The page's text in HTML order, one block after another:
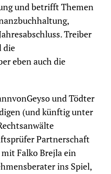
und betrifft Themen
Treiber
die
eben auch die
und Tödter
(und künftig unter
Partnerschaft
Falko Brejla ein
ins Spiel,